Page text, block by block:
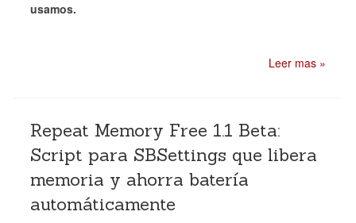
usamos.
Leer mas »
Repeat Memory Free 1.1 Beta:
Script para SBSettings que libera
memoria y ahorra batería
automáticamente